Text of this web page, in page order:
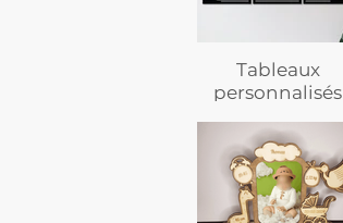
Tableaux
personnalisés